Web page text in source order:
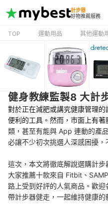
計步器
好物推薦服務
TOP 運動用品 其他運動
健身教練監製8 大計
對於正在減肥或講究健康管理
便利的工具。然而，市面上有著
類，甚至有能與 App 連動的產
必讓不少初次挑選人深感困擾，
這次，本文將徹底解說選購計
大家推薦十款來自 Fitbit、
路上受到好評的人氣商品。歡
帶計步器健走，一起維持健康的